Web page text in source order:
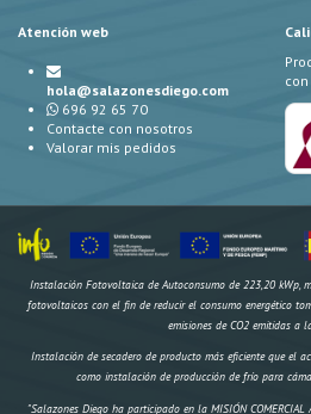
Atención web
hola@salazonesdiego.com
696 92 65 70
Contacte con nosotros
Valorar mis pedidos
Instalación Fotovoltaica de Autoconsumo de 223,20 kWp,
fotovoltaicos con el fin de reducir el consumo energético
emisiones de CO2 emitidas a
Instalación de secadero de producto más eficiente que el
como instalación de producción de frío para
"Salazones Diego ha participado en la MISIÓN COMERCIAL